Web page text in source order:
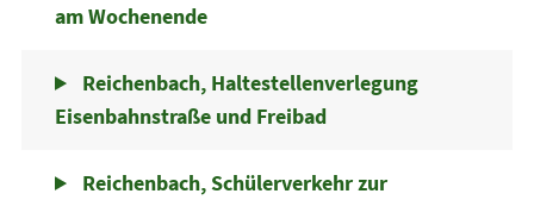
am Wochenende
Reichenbach, Haltestellenverlegung
Eisenbahnstraße und Freibad
Reichenbach, Schülerverkehr zur